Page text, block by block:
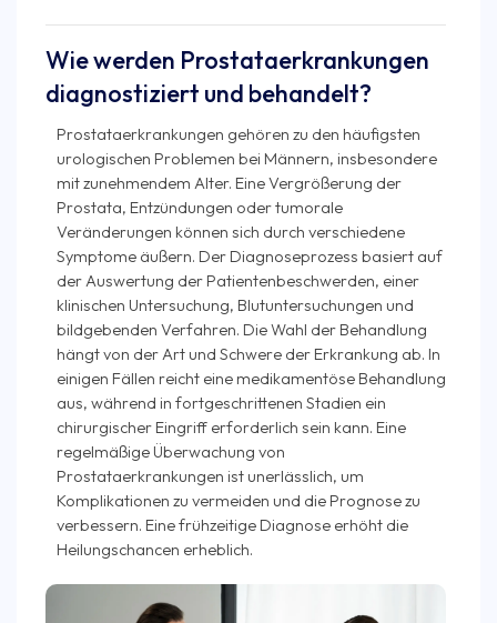
Wie werden Prostataerkrankungen
diagnostiziert und behandelt?
Prostataerkrankungen gehören zu den häufigsten
urologischen Problemen bei Männern, insbesondere
mit zunehmendem Alter. Eine Vergrößerung der
Prostata, Entzündungen oder tumorale
Veränderungen können sich durch verschiedene
Symptome äußern. Der Diagnoseprozess basiert auf
der Auswertung der Patientenbeschwerden, einer
klinischen Untersuchung, Blutuntersuchungen und
bildgebenden Verfahren. Die Wahl der Behandlung
hängt von der Art und Schwere der Erkrankung ab. In
einigen Fällen reicht eine medikamentöse Behandlung
aus, während in fortgeschrittenen Stadien ein
chirurgischer Eingriff erforderlich sein kann. Eine
regelmäßige Überwachung von
Prostataerkrankungen ist unerlässlich, um
Komplikationen zu vermeiden und die Prognose zu
verbessern. Eine frühzeitige Diagnose erhöht die
Heilungschancen erheblich.